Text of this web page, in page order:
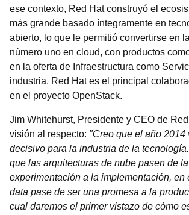
ese contexto, Red Hat construyó el
más grande basado íntegramente en
abierto, lo que le permitió convertirse en
número uno en cloud, con productos
en la oferta de Infraestructura como
industria. Red Hat es el principal
en el proyecto OpenStack.
Jim Whitehurst, Presidente y CEO de
visión al respecto: "Creo que el año 2014
decisivo para la industria de la
que las arquitecturas de nube pasen de la
experimentación a la implementación, en
data pase de ser una promesa a la
cual daremos el primer vistazo de cómo